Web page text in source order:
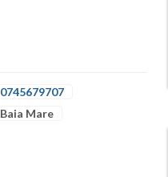
0745679707
Baia Mare